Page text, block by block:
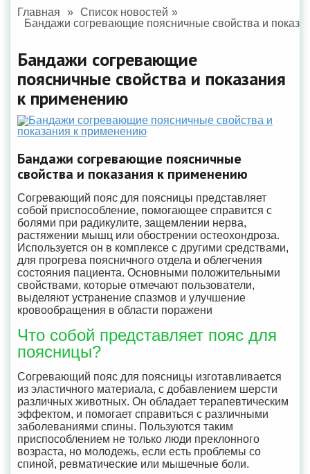
a
a
t
Главная
Список новостей
Бандажи согревающие поясничные свойства и
Бандажи согревающие
поясничные свойства и показания
к применению
Бандажи согревающие поясничные
свойства и показания к применению
Согревающий пояс для поясницы представляет
собой приспособление, помогающее справится с
болями при радикулите, защемлении нерва,
растяжении мышц или обострении остеохондроза.
Используется он в комплексе с другими средствами,
для прогрева поясничного отдела и облегчения
состояния пациента. Основными положительными
свойствами, которые отмечают пользователи,
выделяют устранение спазмов и улучшение
кровообращения в области поражени
Что собой представляет пояс для
поясницы?
Согревающий пояс для поясницы изготавливается
из эластичного материала, с добавлением шерсти
различных животных. Он обладает терапевтическим
эффектом, и помогает справиться с различными
заболеваниями спины. Пользуются таким
приспособлением не только люди преклонного
возраста, но молодежь, если есть проблемы со
спиной, ревматические или мышечные боли.